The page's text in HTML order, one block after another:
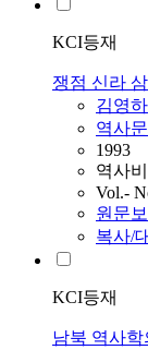
KCI등재
쟁점 신라
김영하
역사
1993
역사
Vol.-
원문보
복사/
KCI등재
남북 역사